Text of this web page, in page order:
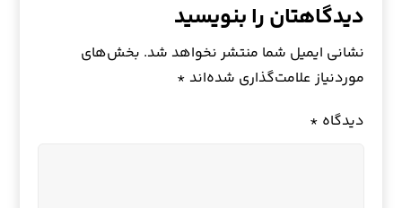
دیدگاهتان را بنویسید
نشانی ایمیل شما منتشر نخواهد شد. بخش‌های
موردنیاز علامت‌گذاری شده‌اند *
دیدگاه *